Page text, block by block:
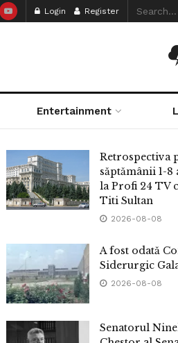
Login Register
Entertainment
Retrospectiva
săptămânii 1-8
la Profi 24 TV
Titi Sultan
2026-08-08
A fost odată
Siderurgic
2026-08-08
Senatorul